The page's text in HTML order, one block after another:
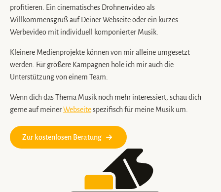
profitieren. Ein cinematisches Drohnenvideo als
Willkommensgruß auf Deiner Webseite oder ein kurzes
Werbevideo mit individuell komponierter Musik.
Kleinere Medienprojekte können von mir alleine umgesetzt
werden. Für größere Kampagnen hole ich mir auch die
Unterstützung von einem Team.
Wenn dich das Thema Musik noch mehr interessiert, schau dich
gerne auf meinerWebseitespezifisch für meine Musik um.
Zur kostenlosen Beratung